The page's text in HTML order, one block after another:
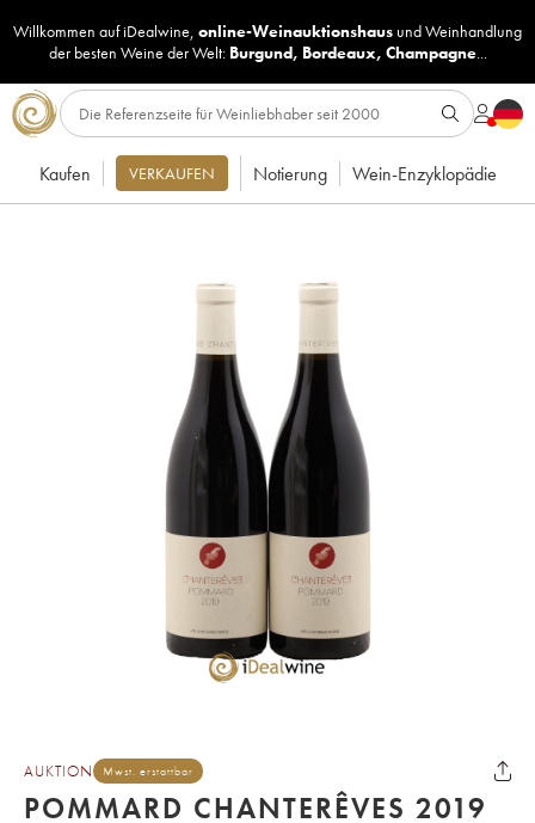
Willkommen auf iDealwine, online-Weinauktionshaus undWeinhandlung
der besten Weine der Welt: Burgund, Bordeaux, Champagne...
Kaufen VERKAUFEN Notierung Wein-Enzyklopädie
AUKTION Mwst. erstattbar
POMMARD CHANTERÊVES 2019